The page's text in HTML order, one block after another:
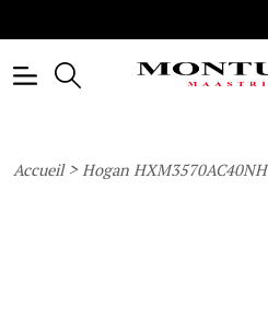
Accueil>Hogan HXM3570AC40NH